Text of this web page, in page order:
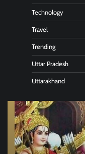
Technology
Travel
Trending
Uttar Pradesh
Uttarakhand